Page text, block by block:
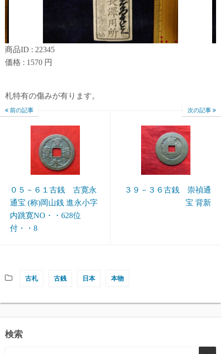
商品ID : 22345
価格 : 1570 円
札特有の傷みが有ります。
前の記事
０５－６１古銭 古寛永
通宝 (称)岡山銭 進永小字
内跳寛NO・・628位
付・・8
次の記事
３９－３６古銭 崇禎通
宝 背新
古札 古銭 日本 本物
検索